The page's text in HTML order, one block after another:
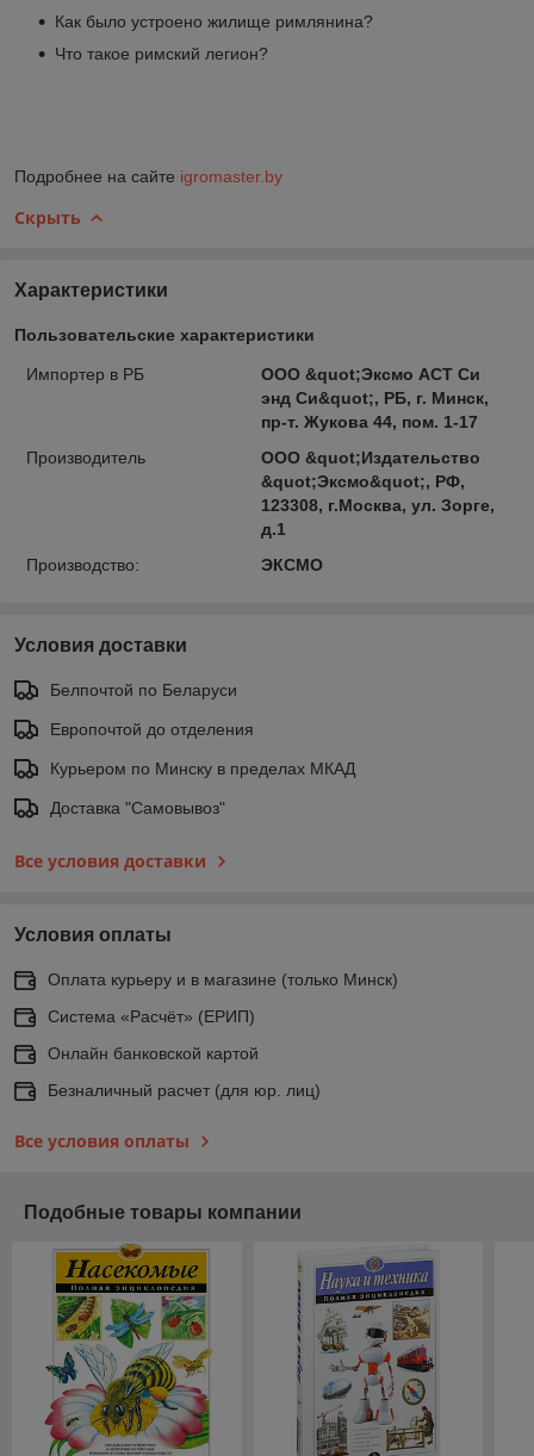
Как было устроено жилище римлянина?
Что такое римский легион?
Подробнее на сайте igromaster.by
Скрыть
Характеристики
Пользовательские характеристики
Импортер в РБ
ООО &quot;Эксмо АСТ Си
энд Си&quot;, РБ, г. Минск,
пр-т. Жукова 44, пом. 1-17
Производитель
ООО &quot;Издательство
&quot;Эксмо&quot;, РФ,
123308, г.Москва, ул. Зорге,
д.1
Производство:
ЭКСМО
Условия доставки
Белпочтой по Беларуси
Европочтой до отделения
Курьером по Минску в пределах МКАД
Доставка "Самовывоз"
Все условия доставки
Условия оплаты
Оплата курьеру и в магазине (только Минск)
Система «Расчёт» (ЕРИП)
Онлайн банковской картой
Безналичный расчет (для юр. лиц)
Все условия оплаты
Подобные товары компании